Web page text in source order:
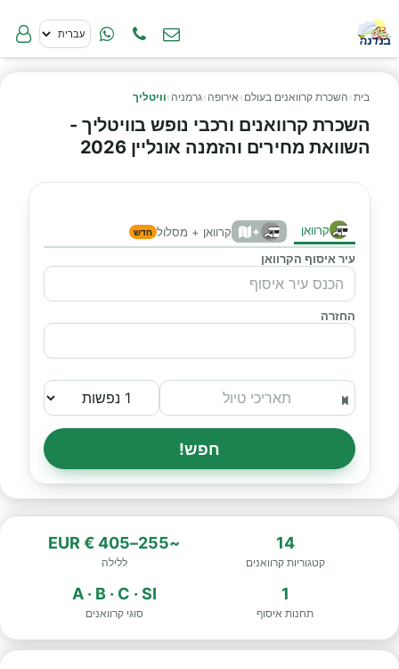
בית› השכרת קרוואנים בעולם › אירופה ›גרמניה ›וויטליך
השכרת קרוואנים ורכבי נופש בוויטליך -
השוואת מחירים והזמנה אונליין 2026
קרוואן + קרוואן + מסלול חדש
עיר איסוף הקרוואן
החזרה
חפש!
14
קטגוריות קרוואנים
~255–405 € EUR
ללילה
1
תחנות איסוף
A · B · C · SI
סוגי קרוואנים